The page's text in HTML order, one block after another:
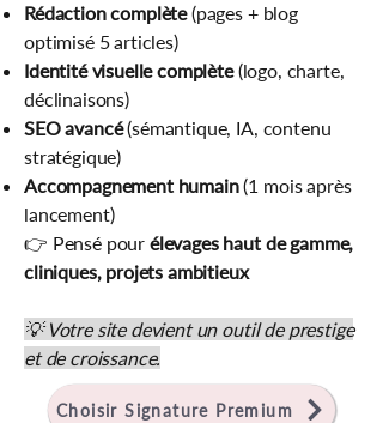
Rédaction complète(pages + blog
optimisé 5 articles)
Identité visuelle complète(logo, charte,
déclinaisons)
SEO avancé(sémantique, IA, contenu
stratégique)
Accompagnement humain(1 mois après
lancement)
👉 Pensé pour élevages haut de gamme,
cliniques, projets ambitieux
💡 Votre site devient un outil de prestige
et de croissance.
Choisir Signature Premium